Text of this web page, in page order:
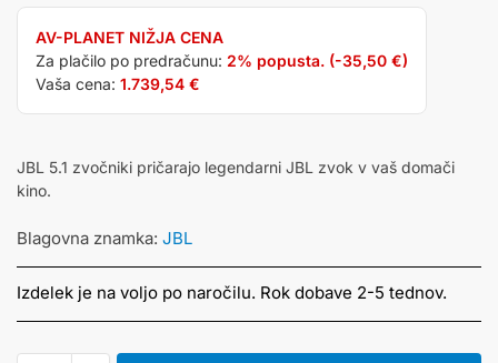
AV-PLANET NIŽJA CENA
Za plačilo po predračunu: 2% popusta. (-35,50 €)
Vaša cena: 1.739,54 €
JBL 5.1 zvočniki pričarajo legendarni JBL zvok v vaš domači
kino.
Blagovna znamka: JBL
Izdelek je na voljo po naročilu. Rok dobave 2-5 tednov.